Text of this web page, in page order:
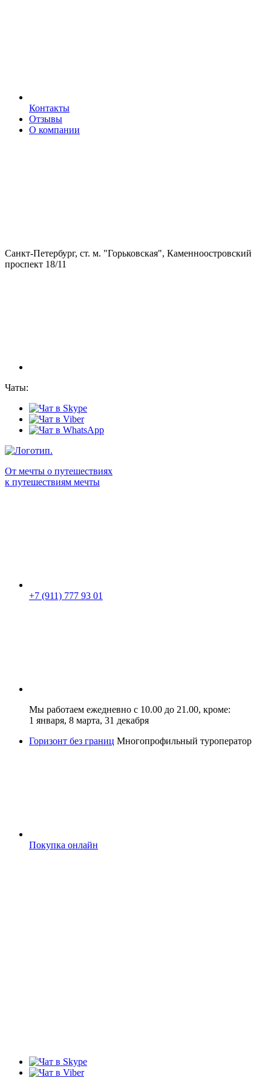
Контакты
Отзывы
О компании
Санкт-Петербург, ст. м. "Горьковская", Каменноостровский
проспект 18/11
Чаты:
От мечты о путешествиях
к путешествиям мечты
+7 (911) 777 93 01
Мы работаем ежедневно с 10.00 до 21.00, кроме:
1 января, 8 марта, 31 декабря
Горизонт без границ Многопрофильный туроператор
Покупка онлайн